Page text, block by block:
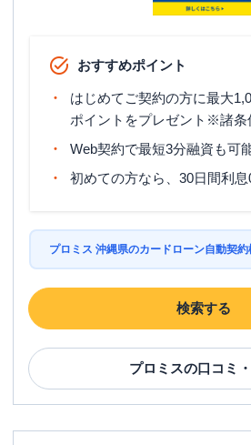
おすすめポイント
はじめてご契約の方に最大
ポイントをプレゼント※諸条
Web契約で最短3分融資も可
初めての方なら、30日間利
プロミス 沖縄県のカードローン自動契
検索する
プロミスの口コミ